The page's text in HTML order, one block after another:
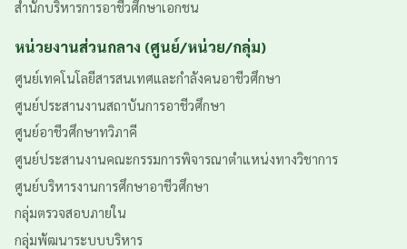
สำนักบริหารการอาชีวศึกษาเอกชน
หน่วยงานส่วนกลาง (ศูนย์/หน่วย/กลุ่ม)
ศูนย์เทคโนโลยีสารสนเทศและกำลังคนอาชีวศึกษา
ศูนย์ประสานงานสถาบันการอาชีวศึกษา
ศูนย์อาชีวศึกษาทวิภาคี
ศูนย์ประสานงานคณะกรรมการพิจารณาตำแหน่งทางวิชาการ
ศูนย์บริหารงานการศึกษาอาชีวศึกษา
กลุ่มตรวจสอบภายใน
กลุ่มพัฒนาระบบบริหาร